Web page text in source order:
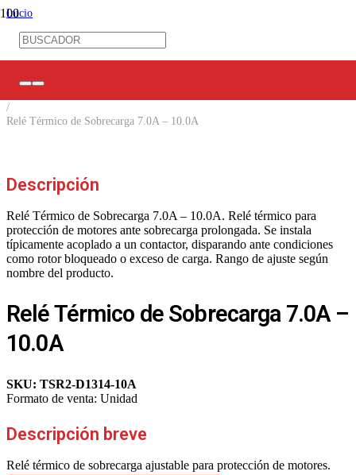
Inicio
Control Industrial
/
Relé Térmico de Sobrecarga 7.0A – 10.0A
Descripción
Relé Térmico de Sobrecarga 7.0A – 10.0A. Relé térmico para
protección de motores ante sobrecarga prolongada. Se instala
típicamente acoplado a un contactor, disparando ante condiciones
como rotor bloqueado o exceso de carga. Rango de ajuste según
nombre del producto.
Relé Térmico de Sobrecarga 7.0A –
10.0A
SKU: TSR2-D1314-10A
Formato de venta: Unidad
Descripción breve
Relé térmico de sobrecarga ajustable para protección de motores.